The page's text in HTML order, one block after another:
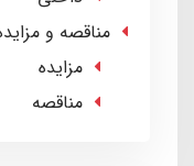
مناقصه و
مزایده
مناقصه